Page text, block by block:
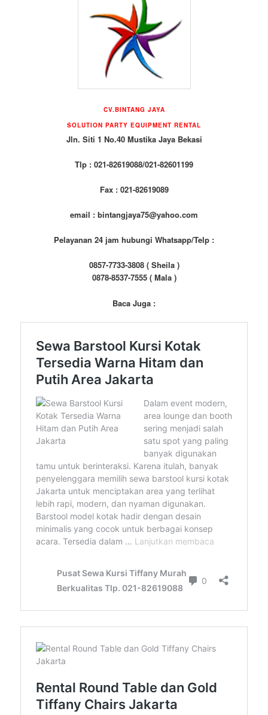
CV.BINTANG JAYA
SOLUTION PARTY EQUIPMENT RENTAL
Jln. Siti 1 No.40 Mustika Jaya Bekasi
Tlp : 021-82619088/021-82601199
Fax : 021-82619089
email : bintangjaya75@yahoo.com
Pelayanan 24 jam hubungi Whatsapp/Telp :
0857-7733-3808 ( Sheila )
0878-8537-7555 ( Mala )
Baca Juga :